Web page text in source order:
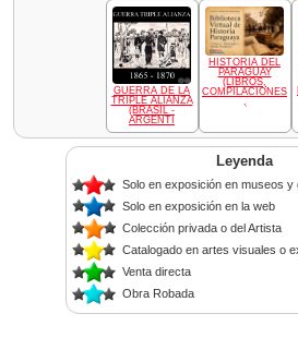
GUERRA DE LA
TRIPLE ALIANZA
(BRASIL -
ARGENTI
HISTORIA DEL
PARAGUAY
(LIBROS,
COMPILACIONES
Leyenda
Solo en exposición en museos y
Solo en exposición en la web
Colección privada o del Artista
Catalogado en artes visuales o
Venta directa
Obra Robada